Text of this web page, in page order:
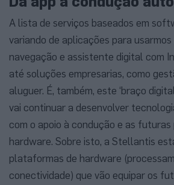
A lista de serviços baseados em
variando de aplicações para
navegação e assistente digital com
até soluções empresarias, como
aluguer. É, também, este ‘braço
vai continuar a desenvolver
com o apoio à condução e as
hardware. Sobre isto, a Stellantis
plataformas de hardware
conectividade) que vão equipar os